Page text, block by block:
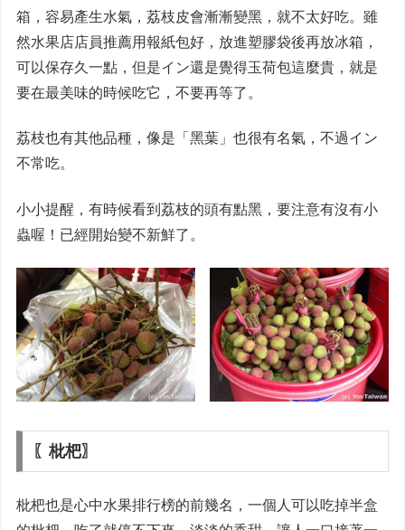
箱，容易產生水氣，荔枝皮會漸漸變黑，就不太好吃。雖
然水果店店員推薦用報紙包好，放進塑膠袋後再放冰箱，
可以保存久一點，但是イン還是覺得玉荷包這麼貴，就是
要在最美味的時候吃它，不要再等了。
荔枝也有其他品種，像是「黑葉」也很有名氣，不過イン
不常吃。
小小提醒，有時候看到荔枝的頭有點黑，要注意有沒有小
蟲喔！已經開始變不新鮮了。
〖枇杷〗
枇杷也是心中水果排行榜的前幾名，一個人可以吃掉半盒